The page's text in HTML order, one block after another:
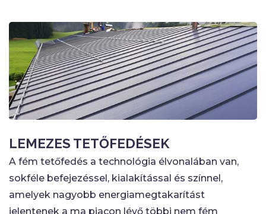
LEMEZES TETŐFEDÉSEK
A fém tetőfedés a technológia élvonalában van,
sokféle befejezéssel, kialakítással és színnel,
amelyek nagyobb energiamegtakarítást
jelentenek a ma piacon lévő többi nem fém